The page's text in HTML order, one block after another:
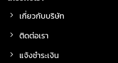
เกี่ยวกับบริษัท
ติดต่อเรา
แจ้งชำระเงิน